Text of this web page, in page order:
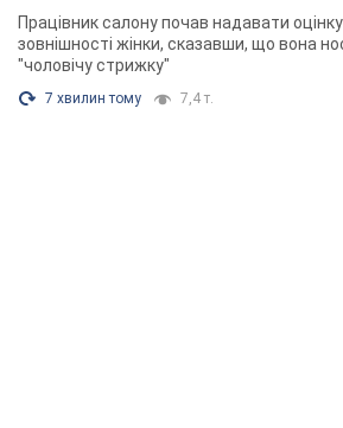
розгорівся скандал. Фото
Працівник салону почав надавати оцінку
зовнішності жінки, сказавши, що вона
"чоловічу стрижку"
7 хвилин тому 7,4 т.